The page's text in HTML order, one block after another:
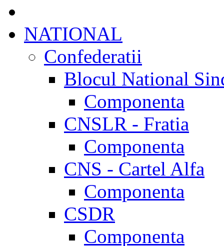
NATIONAL
Confederatii
Blocul National
Componenta
CNSLR - Fratia
Componenta
CNS - Cartel Alfa
Componenta
CSDR
Componenta